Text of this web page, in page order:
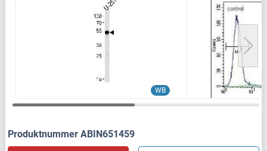
WB
Produktnummer ABIN651459